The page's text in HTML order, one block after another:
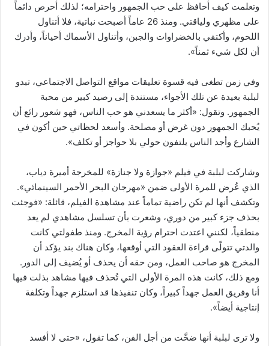
وتعلمت كيف أحافظ على حب الجمهور واحترامه؛ لذلك أحرص دائماً
على مظهري ولياقتي. ومنذ 26 عاماً أصبحت نباتية، فلا أتناول
اللحوم، وأكتفي بالخضراوات والجبن، وأتناول الأسماك أحياناً، وأدرك
أن لكل شيء ثمناً».
وفي زمن تطغى فيه قسوة تعليقات مواقع التواصل الاجتماعي، تبدو
لبلبة بعيدة عن تلك الأجواء، مستندة إلى رصيد كبير من محبة
الجمهور. وتقول: «أكثر ما يسعدني هو حب الناس، فهو شعور رائع أن
يُحبك الجمهور دون غرض أو مصلحة. وأسعد لحظاتي حين أكون في
الشارع وأجد الناس يلتفون حولي بلا حواجز أو تكلف».
وشاركت لبلبة في فيلم «جوازة ولا جنازة» للمخرجة أميرة دياب،
الذي عُرض للمرة الأولى ضمن «مهرجان البحر الأحمر السينمائي».
وتكشف أنها لم تكن راضية تماماً عند مشاهدة الفيلم، قائلة: «فوجئت
بحذف جزء كبير من دوري، وشعرت بأن تسلسل مشاهدي لم يعد
منطقياً، لكنني اعتدت احترام رؤية المخرج. ومنذ طفولتي كانت
والدتي تتولّى قراءة العقود التي أوقعها، وكان هناك بند يؤكد أن
المخرج هو صاحب العمل، ومن حقه أن يحذف أو يُضيف إلى الدور.
ومع ذلك، كانت هذه المرة الأولى التي تُحذف فيها مشاهد بذلت فيها
أنا وفريق العمل جهداً كبيراً، وكان تنفيذها قد استلزم جهداً وتكلفة
إنتاجية أيضاً».
ولا ترى لبلبة أنها ضحَّت من أجل الفن، كما تقول، «حتى لا أفسد